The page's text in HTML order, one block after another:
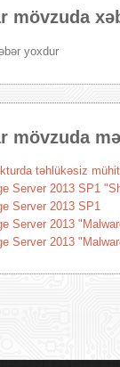
mövzuda
yoxdur
mövzuda
təhlükəsiz
Server 2013 SP1
Server 2013 SP1
Server 2013
Server 2013